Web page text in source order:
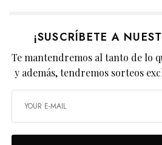
¡SUSCRÍBETE A
Te mantendremos al tanto de lo
y además, tendremos sorteos